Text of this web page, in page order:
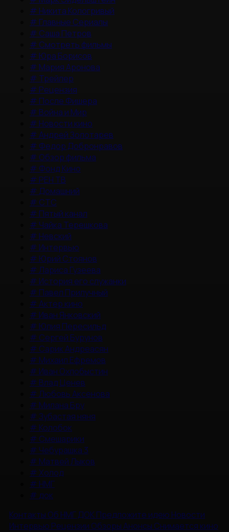
# Никита Кологривый
# Главные Сериалы
# Саша Петров
# Смотреть фильмы
# Юра Борисов
# Мария Аронова
# Трейлер
# Рецензия
# После Фишера
# Война и Мир
# Новости кино
#Андрей Золотарев
# Федор Добронравов
# Обзор фильма
# Фонд Кино
# РЕН ТВ
# Домашний
# СТС
# Пятый канал
# Чайка Терешкова
# Невский
# Интервью
# Юрий Стоянов
#Лариса Гузеева
# История его служанки
# Павел Прилучный
#Актер кино
# Иван Янковский
# Юлия Пересильд
# Сергей Бурунов
# Сарик Андреасян
# Михаил Ефремов
# Иван Охлобыстин
# Влад Ценев
#Любовь Аксенова
# Милана Бру
#Зубастая няня
# Колобок
# Смешарики
# Чебурашка 3
# Матвей Лыков
#Холод
# НМГ
# док
Контакты Об НМГ ДОКПредложите идею Новости
Интервью Рецензии ОбзорыАнонсы Снимается кино